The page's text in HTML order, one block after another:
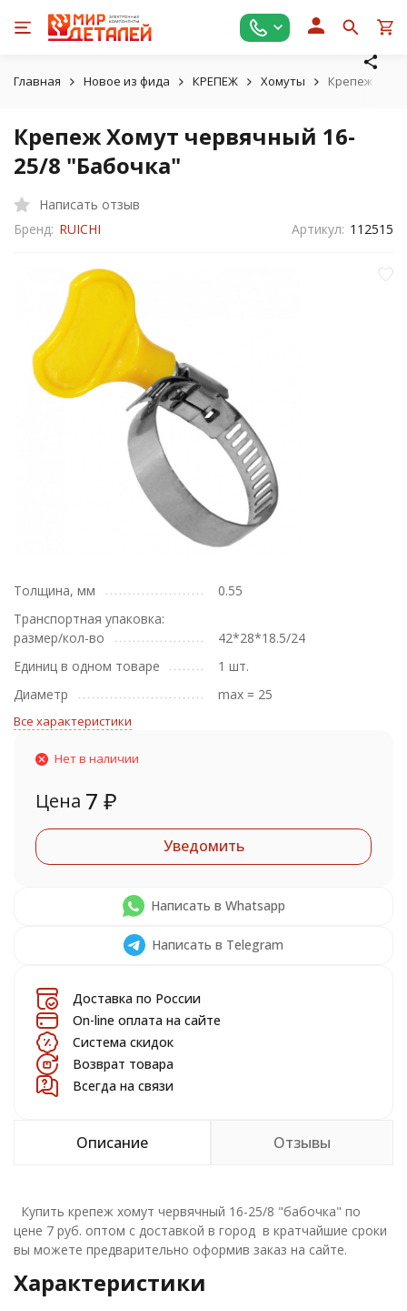
Главная Новое из фида КРЕПЕЖ Хомуты Крепеж
Крепеж Хомут червячный 16-
25/8 "Бабочка"
Написать отзыв
Бренд: RUICHI Артикул: 112515
Толщина, мм
0.55
Транспортная упаковка:
размер/кол-во
42*28*18.5/24
Единиц в одном товаре
1 шт.
Диаметр
max = 25
Все характеристики
Нет в наличии
Цена 7 ₽
Уведомить
Написать в Whatsapp
Написать в Telegram
Доставка по России
On-line оплата на сайте
Система скидок
Возврат товара
Всегда на связи
Описание Отзывы
Купить крепеж хомут червячный 16-25/8 "бабочка" по
цене 7 руб. оптом с доставкой в город в кратчайшие сроки
вы можете предварительно оформив заказ на сайте.
Характеристики